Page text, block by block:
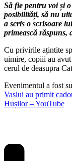
Să fie pentru voi și
posibilități, să nu
a scris o scrisoare
primească răspuns,
Cu privirile ațintite
uimire, copiii au
cerul de deasupra
Evenimentul a fost
Vaslui au primit
Hușilor – YouTube